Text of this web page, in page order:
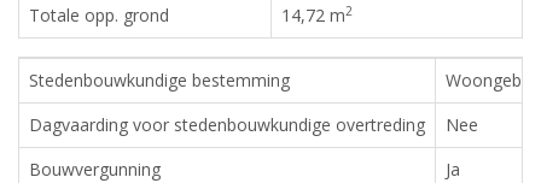
Totale opp. grond 14,72 m2
Stedenbouwkundige bestemming
Dagvaarding voor stedenbouwkundige overtreding
Nee
Bouwvergunning
Ja